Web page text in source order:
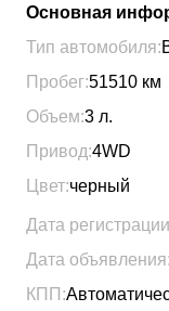
Основная
Тип автомобиля:
Пробег:51510 км
Объем:3 л.
Привод:4WD
Цвет:черный
Дата
Дата объявления:
КПП: